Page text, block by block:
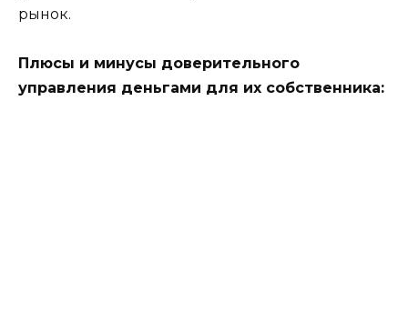
рынок.
Плюсы и минусы доверительного
управления деньгами для их собственника: